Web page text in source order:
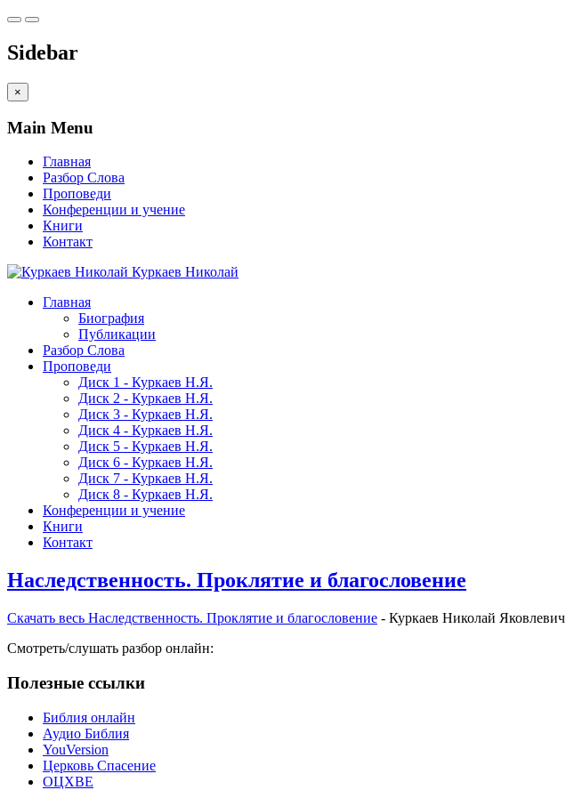
Sidebar
×
Main Menu
Главная
Разбор Слова
Проповеди
Конференции и учение
Книги
Контакт
Куркаев Николай
Главная
Биография
Публикации
Разбор Слова
Проповеди
Диск 1 - Куркаев Н.Я.
Диск 2 - Куркаев Н.Я.
Диск 3 - Куркаев Н.Я.
Диск 4 - Куркаев Н.Я.
Диск 5 - Куркаев Н.Я.
Диск 6 - Куркаев Н.Я.
Диск 7 - Куркаев Н.Я.
Диск 8 - Куркаев Н.Я.
Конференции и учение
Книги
Контакт
Наследственность. Проклятие и благословение
Скачать весь Наследственность. Проклятие и благословение - Куркаев Николай Яковлевич
Смотреть/слушать разбор онлайн:
Полезные ссылки
Библия онлайн
Аудио Библия
YouVersion
Церковь Спасение
ОЦХВЕ